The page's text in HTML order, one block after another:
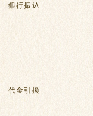
銀行振込
代金引換